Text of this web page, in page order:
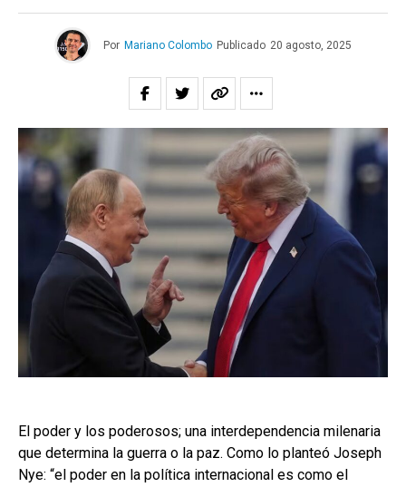
Por Mariano Colombo Publicado 20 agosto, 2025
El poder y los poderosos; una interdependencia milenaria
que determina la guerra o la paz. Como lo planteó Joseph
Nye: “el poder en la política internacional es como el